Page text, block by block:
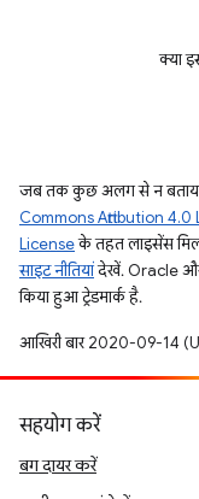
क्या
जब तक कुछ अलग से न बताया
Commons Attribution 4.0
Licenseके तहत लाइसेंस
साइट नीतियांदेखें. Oracle और/
किया हुआ ट्रेडमार्क है.
आखिरी बार 2020-09-14
सहयोग करें
बग दायर करें